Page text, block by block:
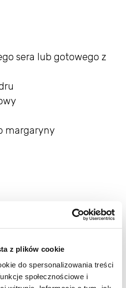
z plików cookie
do spersonalizowania treści
społecznościowe i
sera lub gotowego z
margaryny